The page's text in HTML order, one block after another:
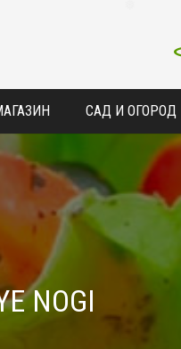
САД И ОГОРОД
NOGI